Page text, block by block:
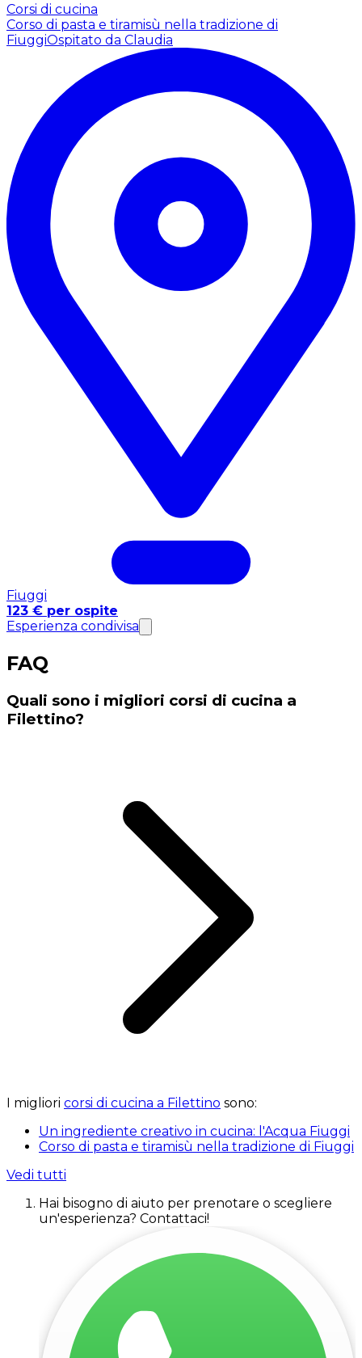
Corsi di cucina
Corso di pasta e tiramisù nella tradizione di
FiuggiOspitato da Claudia
Fiuggi
123 € per ospite
Esperienza condivisa
FAQ
Quali sono i migliori corsi di cucina a
Filettino?
I migliori corsi di cucina a Filettino sono:
Un ingrediente creativo in cucina: l'Acqua Fiuggi
Corso di pasta e tiramisù nella tradizione di Fiuggi
Vedi tutti
Hai bisogno di aiuto per prenotare o scegliere
un'esperienza? Contattaci!